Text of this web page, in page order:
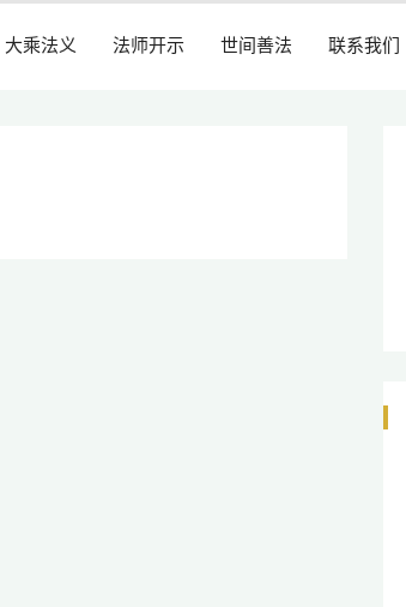
大乘法义 法师开示 世间善法 联系我们